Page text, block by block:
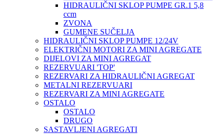
HIDRAULIČNI SKLOP PUMPE GR.1 5,8
ccm
ZVONA
GUMENE SUČELJA
HIDRAULIČNI SKLOP PUMPE 12/24V
ELEKTRIČNI MOTORI ZA MINI AGREGATE
DIJELOVI ZA MINI AGREGAT
REZERVUARI 'TOP'
REZERVARI ZA HIDRAULIČNI AGREGAT
METALNI REZERVUARI
REZERVARI ZA MINI AGREGATE
OSTALO
OSTALO
DRUGO
SASTAVLJENI AGREGATI